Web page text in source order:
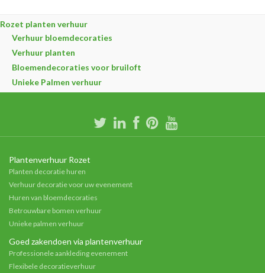
Rozet planten verhuur
Verhuur bloemdecoraties
Verhuur planten
Bloemendecoraties voor bruiloft
Unieke Palmen verhuur
Plantenverhuur Rozet
Planten decoratie huren
Verhuur decoratie voor uw evenement
Huren van bloemdecoraties
Betrouwbare bomen verhuur
Unieke palmen verhuur
Goed zakendoen via plantenverhuur
Professionele aankleding evenement
Flexibele decoratieverhuur